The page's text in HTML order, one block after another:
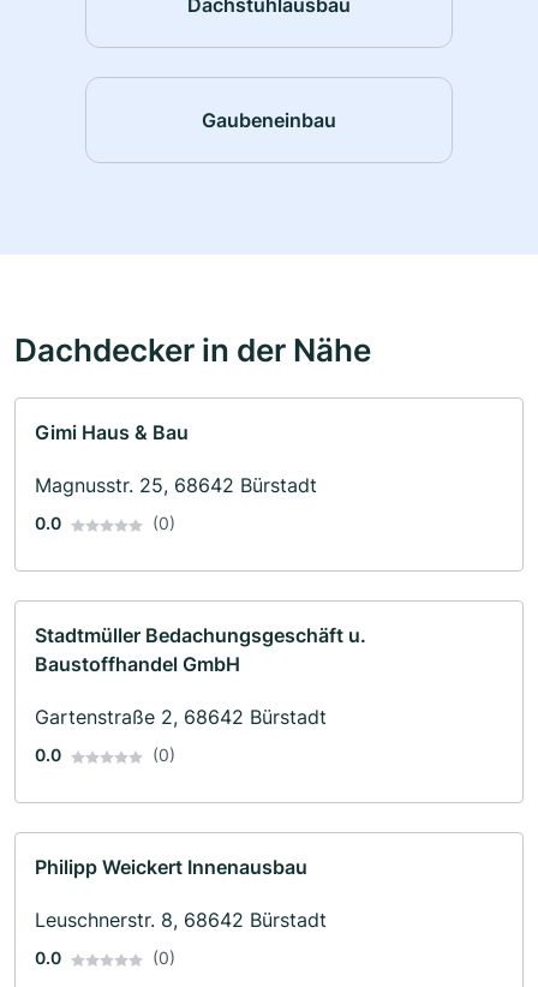
Gaubeneinbau
Dachdecker in der Nähe
Gimi Haus & Bau
Magnusstr. 25, 68642 Bürstadt
0.0 (0)
Stadtmüller Bedachungsgeschäft u.
Baustoffhandel GmbH
Gartenstraße 2, 68642 Bürstadt
0.0 (0)
Philipp Weickert Innenausbau
Leuschnerstr. 8, 68642 Bürstadt
0.0 (0)